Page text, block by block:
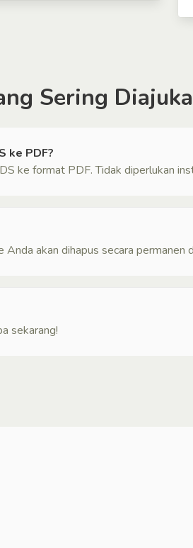
Sering
ke PDF?
ke format PDF. Tidak diperlukan
akan dihapus secara permanen
sekarang!